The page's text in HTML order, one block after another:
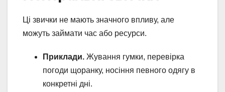
Ці звички не мають значного впливу, але
можуть займати час або ресурси.
Приклади. Жування гумки, перевірка
погоди щоранку, носіння певного одягу в
конкретні дні.